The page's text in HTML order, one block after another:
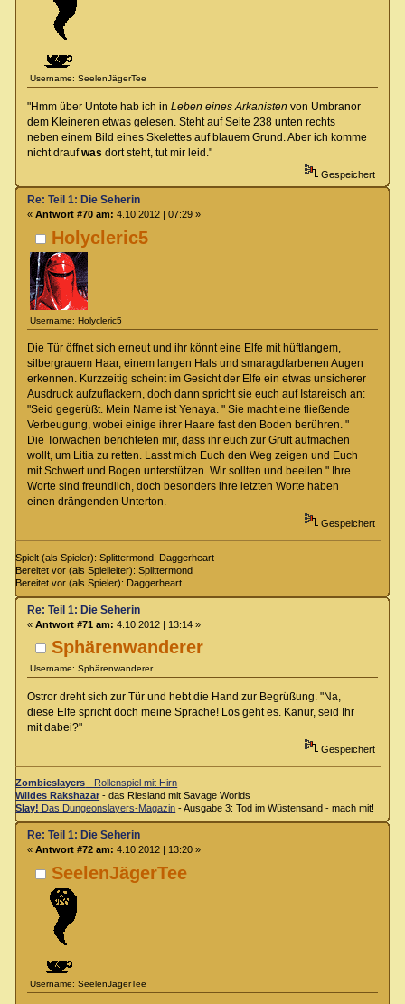
Username: SeelenJägerTee
"Hmm über Untote hab ich in Leben eines Arkanisten von Umbranor
dem Kleineren etwas gelesen. Steht auf Seite 238 unten rechts
neben einem Bild eines Skelettes auf blauem Grund. Aber ich komme
nicht draufwas dort steht, tut mir leid."
Gespeichert
Holycleric5
Username: Holycleric5
Re: Teil 1: Die Seherin
« Antwort #70 am: 4.10.2012 | 07:29 »
Die Tür öffnet sich erneut und ihr könnt eine Elfe mit hüftlangem,
silbergrauem Haar, einem langen Hals und smaragdfarbenen Augen
erkennen. Kurzzeitig scheint im Gesicht der Elfe ein etwas unsicherer
Ausdruck aufzuflackern, doch dann spricht sie euch auf Istareisch an:
"Seid gegerüßt. Mein Name ist Yenaya. " Sie macht eine fließende
Verbeugung, wobei einige ihrer Haare fast den Boden berühren. "
Die Torwachen berichteten mir, dass ihr euch zur Gruft aufmachen
wollt, um Litia zu retten. Lasst mich Euch den Weg zeigen und Euch
mit Schwert und Bogen unterstützen. Wir sollten und beeilen." Ihre
Worte sind freundlich, doch besonders ihre letzten Worte haben
einen drängenden Unterton.
Gespeichert
Spielt (als Spieler): Splittermond, Daggerheart
Bereitet vor (als Spielleiter): Splittermond
Bereitet vor (als Spieler): Daggerheart
Sphärenwanderer
Username: Sphärenwanderer
Re: Teil 1: Die Seherin
« Antwort #71 am: 4.10.2012 | 13:14 »
Ostror dreht sich zur Tür und hebt die Hand zur Begrüßung. "Na,
diese Elfe spricht doch meine Sprache! Los geht es. Kanur, seid Ihr
mit dabei?"
Gespeichert
Zombieslayers - Rollenspiel mit Hirn
Wildes Rakshazar - das Riesland mit Savage Worlds
Slay! Das Dungeonslayers-Magazin - Ausgabe 3: Tod im Wüstensand - mach mit!
SeelenJägerTee
Username: SeelenJägerTee
Re: Teil 1: Die Seherin
« Antwort #72 am: 4.10.2012 | 13:20 »